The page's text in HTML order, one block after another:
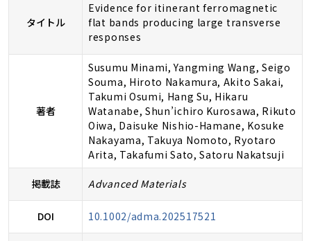
タイトル
Evidence for itinerant ferromagnetic
flat bands producing large transverse
responses
著者
Susumu Minami, Yangming Wang, Seigo
Souma, Hiroto Nakamura, Akito Sakai,
Takumi Osumi, Hang Su, Hikaru
Watanabe, Shun’ichiro Kurosawa, Rikuto
Oiwa, Daisuke Nishio-Hamane, Kosuke
Nakayama, Takuya Nomoto, Ryotaro
Arita, Takafumi Sato, Satoru Nakatsuji
掲載誌 Advanced Materials
DOI 10.1002/adma.202517521